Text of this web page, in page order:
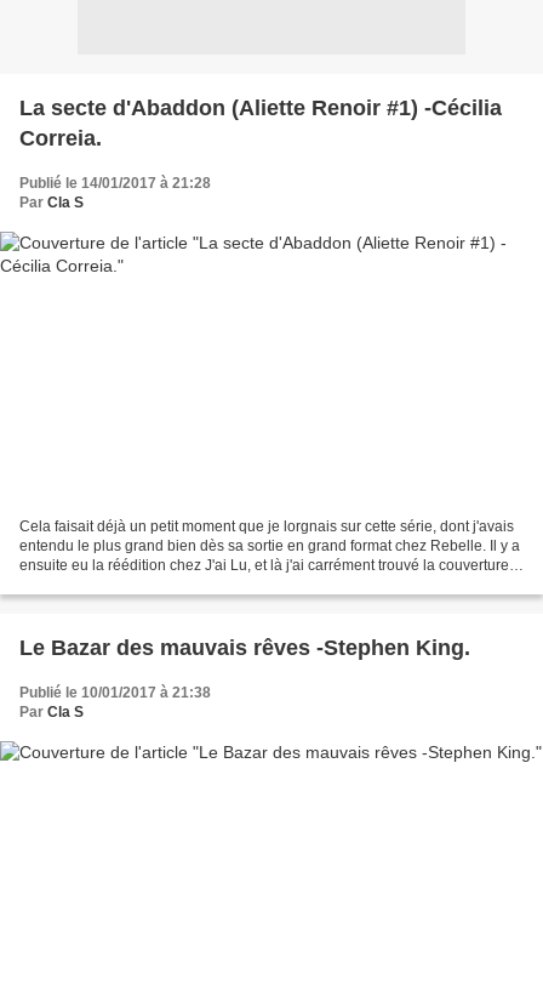
La secte d'Abaddon (Aliette Renoir #1) -Cécilia
Correia.
Publié le 14/01/2017 à 21:28
Par Cla S
Cela faisait déjà un petit moment que je lorgnais sur cette série, dont j'avais
entendu le plus grand bien dès sa sortie en grand format chez Rebelle. Il y a
ensuite eu la réédition chez J'ai Lu, et là j'ai carrément trouvé la couverture
Le Bazar des mauvais rêves -Stephen King.
Publié le 10/01/2017 à 21:38
Par Cla S